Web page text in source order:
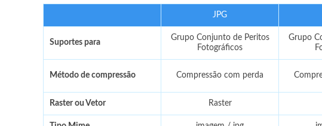
JPG
Suportes para
Grupo Conjunto de Peritos
Fotográficos
Grupo
Método de compressão Compressão com perda
Raster ou Vetor Raster